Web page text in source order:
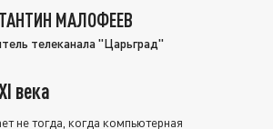
МАЛОФЕЕВ
телеканала "Царьград"
века
не тогда, когда компьютерная